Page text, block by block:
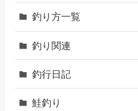
釣り方一覧
釣り関連
釣行日記
鮭釣り